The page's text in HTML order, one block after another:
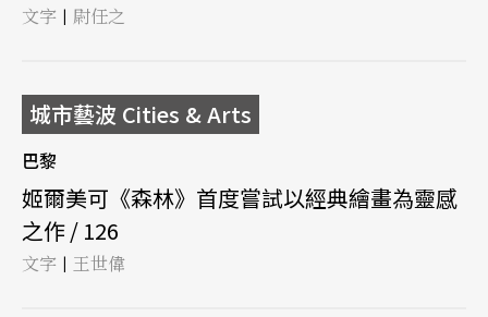
文字 | 尉任之
城市藝波 Cities & Arts
巴黎
姬爾美可《森林》首度嘗試以經典繪畫為靈感
之作 / 126
文字 | 王世偉